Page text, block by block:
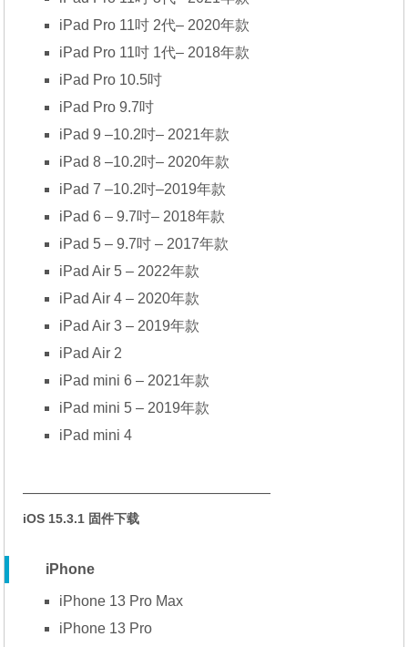
iPad Pro 11吋 2代– 2020年款
iPad Pro 11吋 1代– 2018年款
iPad Pro 10.5吋
iPad Pro 9.7吋
iPad 9 –10.2吋– 2021年款
iPad 8 –10.2吋– 2020年款
iPad 7 –10.2吋–2019年款
iPad 6 – 9.7吋– 2018年款
iPad 5 – 9.7吋 – 2017年款
iPad Air 5 – 2022年款
iPad Air 4 – 2020年款
iPad Air 3 – 2019年款
iPad Air 2
iPad mini 6 – 2021年款
iPad mini 5 – 2019年款
iPad mini 4
—————————————————
iOS 15.3.1 固件下载
iPhone
iPhone 13 Pro Max
iPhone 13 Pro